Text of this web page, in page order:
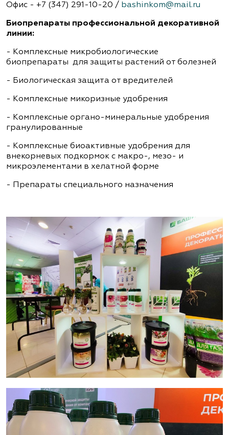
Офис - +7 (347) 291-10-20 / bashinkom@mail.ru
Биопрепараты профессиональной декоративной
линии:
- Комплексные микробиологические
биопрепараты для защиты растений от болезней
- Биологическая защита от вредителей
- Комплексные микоризные удобрения
- Комплексные органо-минеральные удобрения
гранулированные
- Комплексные биоактивные удобрения для
внекорневых подкормок с макро-, мезо- и
микроэлементами в хелатной форме
- Препараты специального назначения